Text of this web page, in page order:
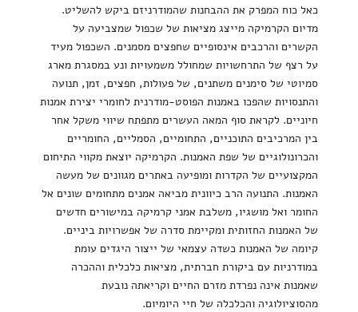
כאל כוח המפרק את ההבחנות שהמודרניזם ביקש להשליט.
מדיום הקרמיקה מייצג מציאות של שכפול שמצביעה על
הקשרים והרכבים אינסופיים שחפצים מסמנים. השכפול מעיד
על רצף של התרחשויות שמחולל משמעויות ונע במסגרת מארג
סמיוטי של סימנים משתנים, של פעולות, חפצים, זמן, תנועה
והתנסויות שהפכו באמנות הפוסט-מודרנית לחומרי יצירת אמנות
חיוניים. לקראת סוף המאה העשרים מתפתח שיווי משקל אחר
בין המרכיבים התוכניים, התחומיים, הסמליים, החומריים
והכרונולוגיים של שפת האמנות. הקרמיקה יוצאת מקווי התיחום
המקצועיים של הקדרות ומופיעה באתרים מגוונים של מעשה
האמנות. התנועה הרב כיוונית מביאה אמנים מתחומים שונים אל
החומר ואל מושגיו, משלבת אמני קרמיקה במישורים חדשים
של האמנות החזותית ומקיימת סדרה של אפשרויות ביניים.
קיומה של האמנות כשדה עצמאי של ייצור היגדים עומת
במודרניות עם ביקורת חברתית, מציאות כלכלית וההכרה
שאמנות אינה נפרדת מזרם החיים וקריאתה נובעת
מהסוציולוגיה והכלכלה של חיי היומיום.